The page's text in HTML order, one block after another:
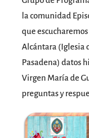
la comunidad
que
Alcántara (Iglesia
Pasadena) datos
Virgen María de
preguntas y